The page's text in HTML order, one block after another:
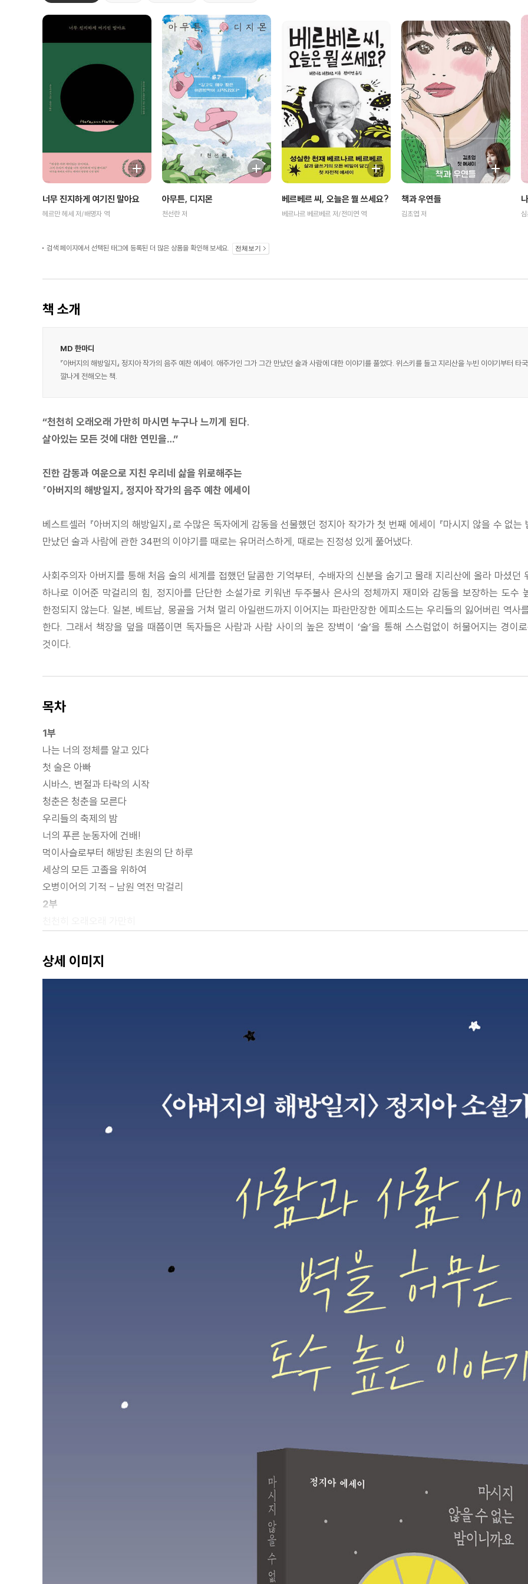
너무 진지하게 여기진 말아요
헤르만 헤세 저/배명자 역
아무튼, 디지몬
천선란 저
베르베르 씨, 오늘은 뭘 쓰세요?
베르나르 베르베르 저/전미연 역
책과 우연들
김초엽 저
검색 페이지에서 선택된 태그에 등록된 더 많은 상품을 확인해 보세요. 전체보기
책 소개
MD 한마디
『아버지의 해방일지』 정지아 작가의 음주 예찬 에세이. 애주가인 그가 그간 만났던 술과 사람에 대한 이야기를 풀었다. 위스키를 들고 지리산을 누빈 이야기부터
깔나게 전해오는 책.
“천천히 오래오래 가만히 마시면 누구나 느끼게 된다.
살아있는 모든 것에 대한 연민을…”
진한 감동과 여운으로 지친 우리네 삶을 위로해주는
『아버지의 해방일지』 정지아 작가의 음주 예찬 에세이
베스트셀러 『아버지의 해방일지』로 수많은 독자에게 감동을 선물했던 정지아 작가가 첫 번째 에세이 『마시지 않을 수 없
만났던 술과 사람에 관한 34편의 이야기를 때로는 유머러스하게, 때로는 진정성 있게 풀어냈다.
사회주의자 아버지를 통해 처음 술의 세계를 접했던 달콤한 기억부터, 수배자의 신분을 숨기고 몰래 지리산에 올라 마셨
하나로 이어준 막걸리의 힘, 정지아를 단단한 소설가로 키워낸 두주불사 은사의 정체까지 재미와 감동을 보장하는 도수
한정되지 않는다. 일본, 베트남, 몽골을 거쳐 멀리 아일랜드까지 이어지는 파란만장한 에피소드는 우리들의 잃어버린 역
한다. 그래서 책장을 덮을 때쯤이면 독자들은 사람과 사람 사이의 높은 장벽이 ‘술’을 통해 스스럼없이 허물어지는 경이
것이다.
목차
1부
나는 너의 정체를 알고 있다
첫 술은 아빠
시바스, 변절과 타락의 시작
청춘은 청춘을 모른다
우리들의 축제의 밤
너의 푸른 눈동자에 건배!
먹이사슬로부터 해방된 초원의 단 하루
세상의 모든 고졸을 위하여
오병이어의 기적 - 남원 역전 막걸리
2부
블러디 블라디
흩날리는 벚꽃과 함께 춤을
관계는 폐쇄적으로, 위스키는 공격적으로!
상세 이미지